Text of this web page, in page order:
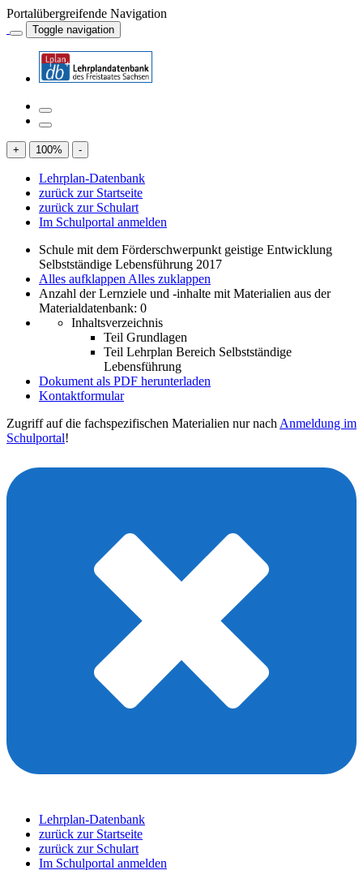
Portalübergreifende Navigation
Toggle navigation
+ 100% -
Lehrplan-Datenbank
zurück zur Startseite
zurück zur Schulart
Im Schulportal anmelden
Schule mit dem Förderschwerpunkt geistige Entwicklung
Selbstständige Lebensführung 2017
Alles aufklappen Alles zuklappen
Anzahl der Lernziele und -inhalte mit Materialien aus der
Materialdatenbank: 0
Inhaltsverzeichnis
Teil Grundlagen
Teil Lehrplan Bereich Selbstständige
Lebensführung
Dokument als PDF herunterladen
Kontaktformular
Zugriff auf die fachspezifischen Materialien nur nach Anmeldung im
Schulportal!
Lehrplan-Datenbank
zurück zur Startseite
zurück zur Schulart
Im Schulportal anmelden